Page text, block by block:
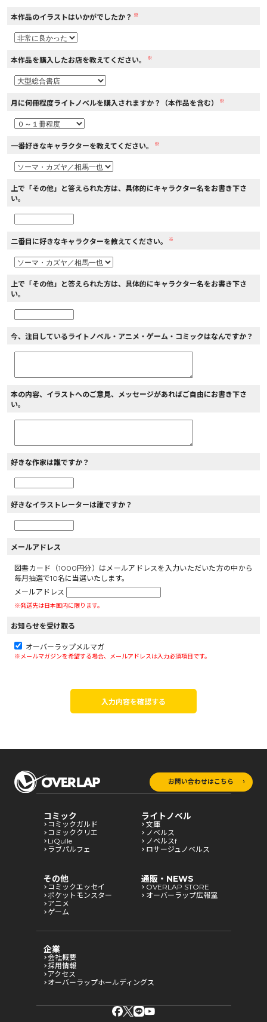
閉じる
本作品のイラストはいかがでしたか？ ※
本作品を購入したお店を教えてください。 ※
月に何冊程度ライトノベルを購入されますか？（本作品を含む） ※
一番好きなキャラクターを教えてください。 ※
上で「その他」と答えられた方は、具体的にキャラクター名をお書き下さ
い。
二番目に好きなキャラクターを教えてください。 ※
上で「その他」と答えられた方は、具体的にキャラクター名をお書き下さ
い。
今、注目しているライトノベル・アニメ・ゲーム・コミックはなんですか？
本の内容、イラストへのご意見、メッセージがあればご自由にお書き下さ
い。
好きな作家は誰ですか？
好きなイラストレーターは誰ですか？
メールアドレス
図書カード（1000円分）はメールアドレスを入力いただいた方の中から
毎月抽選で10名に当選いたします。
メールアドレス
※発送先は日本国内に限ります。
お知らせを受け取る
オーバーラップメルマガ
※メールマガジンを希望する場合、メールアドレスは入力必須項目です。
入力内容を確認する
お問い合わせはこちら
コミック
コミックガルド
コミッククリエ
LiQulle
ラブパルフェ
ライトノベル
文庫
ノベルス
ノベルスf
ロサージュノベルス
その他
コミックエッセイ
ポケットモンスター
アニメ
ゲーム
通販・NEWS
OVERLAP STORE
オーバーラップ広報室
企業
会社概要
採用情報
アクセス
オーバーラップホールディングス